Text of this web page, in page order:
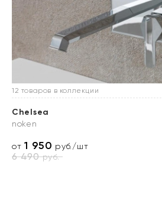
12 товаров в коллекции
Chelsea
noken
от1 950 руб./шт
6 490руб.